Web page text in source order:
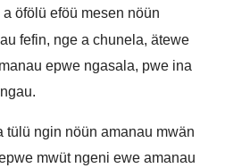
a öfölü eföü mesen nöün
fefin, nge a chunela, ätewe
epwe ngasala, pwe ina
tülü ngin nöün amanau mwän
mwüt ngeni ewe amanau